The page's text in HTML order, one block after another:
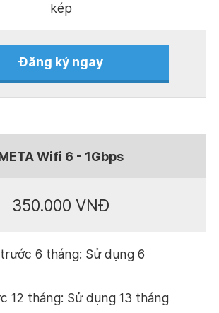
kép
Đăng ký ngay
Wifi 6 - 1Gbps
350.000 VNĐ
6 tháng: Sử dụng 6
12 tháng: Sử dụng 13 tháng